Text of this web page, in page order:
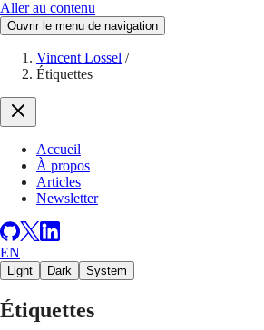
Aller au contenu
Ouvrir le menu de navigation
Vincent Lossel /
Étiquettes
Accueil
À propos
Articles
Newsletter
EN
Light Dark System
Étiquettes